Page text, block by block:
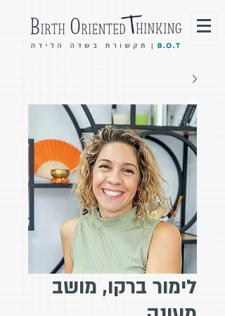
לימור ברקו, מושב